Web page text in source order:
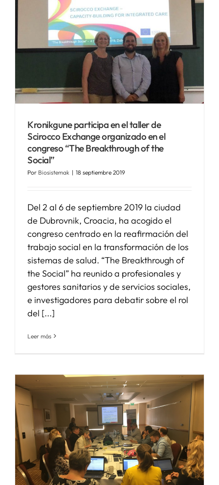
Kronikgune participa en el taller de
Scirocco Exchange organizado en el
congreso “The Breakthrough of the
Social”
Por Biosistemak | 18 septiembre 2019
Del 2 al 6 de septiembre 2019 la ciudad
de Dubrovnik, Croacia, ha acogido el
congreso centrado en la reafirmación del
trabajo social en la transformación de los
sistemas de salud. “The Breakthrough of
the Social” ha reunido a profesionales y
gestores sanitarios y de servicios sociales,
e investigadores para debatir sobre el rol
del [...]
Leer más